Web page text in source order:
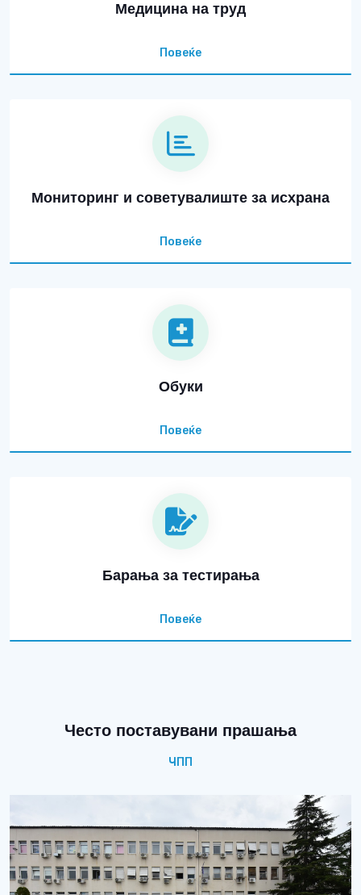
Медицина на труд
Повеќе
Мониторинг и советувалиште за исхрана
Повеќе
Обуки
Повеќе
Барања за тестирања
Повеќе
Често поставувани прашања
ЧПП